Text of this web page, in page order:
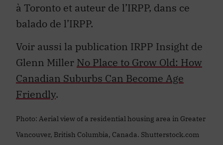
à Toronto et auteur de l’IRPP, dans ce
balado de l’IRPP.
Voir aussi la publication IRPP Insight de
Glenn Miller No Place to Grow Old: How
Canadian Suburbs Can Become Age
Friendly.
Photo: Aerial view of a residential housing area in Greater
Vancouver, British Columbia, Canada. Shutterstock.com